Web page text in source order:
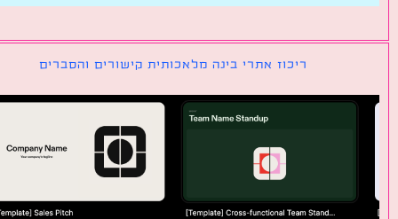
ריכוז אתרי בינה מלאכותית קישורים והסברים